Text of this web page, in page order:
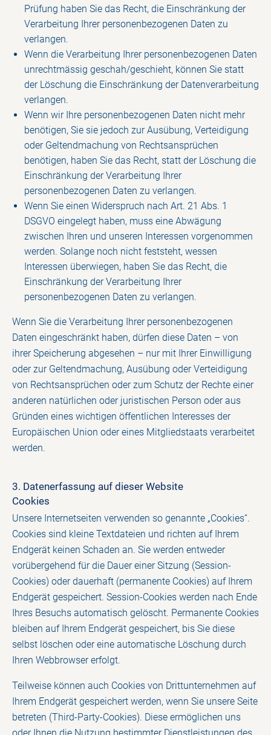
Prüfung haben Sie das Recht, die Einschränkung der
Verarbeitung Ihrer personenbezogenen Daten zu
verlangen.
Wenn die Verarbeitung Ihrer personenbezogenen Daten
unrechtmässig geschah/geschieht, können Sie statt
der Löschung die Einschränkung der Datenverarbeitung
verlangen.
Wenn wir Ihre personenbezogenen Daten nicht mehr
benötigen, Sie sie jedoch zur Ausübung, Verteidigung
oder Geltendmachung von Rechtsansprüchen
benötigen, haben Sie das Recht, statt der Löschung die
Einschränkung der Verarbeitung Ihrer
personenbezogenen Daten zu verlangen.
Wenn Sie einen Widerspruch nach Art. 21 Abs. 1
DSGVO eingelegt haben, muss eine Abwägung
zwischen Ihren und unseren Interessen vorgenommen
werden. Solange noch nicht feststeht, wessen
Interessen überwiegen, haben Sie das Recht, die
Einschränkung der Verarbeitung Ihrer
personenbezogenen Daten zu verlangen.
Wenn Sie die Verarbeitung Ihrer personenbezogenen
Daten eingeschränkt haben, dürfen diese Daten – von
ihrer Speicherung abgesehen – nur mit Ihrer Einwilligung
oder zur Geltendmachung, Ausübung oder Verteidigung
von Rechtsansprüchen oder zum Schutz der Rechte einer
anderen natürlichen oder juristischen Person oder aus
Gründen eines wichtigen öffentlichen Interesses der
Europäischen Union oder eines Mitgliedstaats verarbeitet
werden.
3. Datenerfassung auf dieser Website
Cookies
Unsere Internetseiten verwenden so genannte „Cookies“.
Cookies sind kleine Textdateien und richten auf Ihrem
Endgerät keinen Schaden an. Sie werden entweder
vorübergehend für die Dauer einer Sitzung (Session-
Cookies) oder dauerhaft (permanente Cookies) auf Ihrem
Endgerät gespeichert. Session-Cookies werden nach Ende
Ihres Besuchs automatisch gelöscht. Permanente Cookies
bleiben auf Ihrem Endgerät gespeichert, bis Sie diese
selbst löschen oder eine automatische Löschung durch
Ihren Webbrowser erfolgt.
Teilweise können auch Cookies von Drittunternehmen auf
Ihrem Endgerät gespeichert werden, wenn Sie unsere Seite
betreten (Third-Party-Cookies). Diese ermöglichen uns